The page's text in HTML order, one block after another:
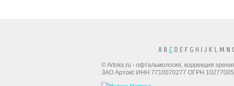
A B CD E F G H I J K L M N
© Artoks.ru - офтальмология, коррекция
ЗАО Артокс ИНН 7710070277 ОГРН